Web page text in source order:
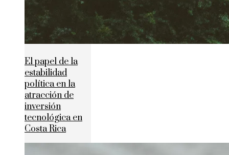
El papel de la
estabilidad
política en la
atracción de
inversión
tecnológica en
Costa Rica